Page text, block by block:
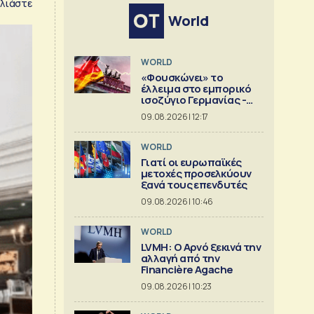
World
WORLD
«Φουσκώνει» το
έλλειμα στο εμπορικό
ισοζύγιο Γερμανίας -
Κίνας
09.08.2026 | 12:17
WORLD
Γιατί οι ευρωπαϊκές
μετοχές προσελκύουν
ξανά τους επενδυτές
09.08.2026 | 10:46
WORLD
LVMH: Ο Αρνό ξεκινά την
αλλαγή από την
Financière Agache
09.08.2026 | 10:23